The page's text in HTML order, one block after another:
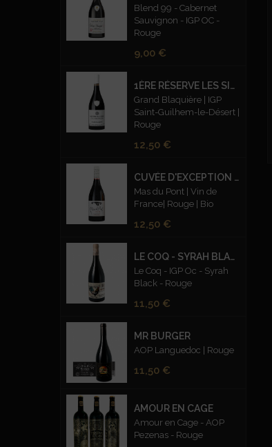
Blend 99 - Cabernet
Sauvignon - IGP OC -
Rouge
Prix
9,00 €
1ÈRE RÉSERVE LES SILEX FUMÉS ROUGE
Grand Blaquière | IGP
Saint-Guilhem-le-Désert |
Rouge
Prix
12,50 €
CUVÉE D'EXCEPTION CARMIN - BIO
Mas du Pont | Vin de
France| Rouge | Bio
Prix
12,50 €
LE COQ - SYRAH BLACK ROUGE
Le Coq - IGP Oc - Syrah
Black - Rouge
Prix
11,50 €
MR BURGER
AOP Languedoc | Rouge
Prix
11,50 €
AMOUR EN CAGE
Amour en Cage - AOP
Pezenas - Rouge